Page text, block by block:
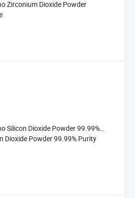
Zirconium Dioxide Powder
Silicon Dioxide Powder 99.99% Purity
Dioxide Powder 99.99% Purity